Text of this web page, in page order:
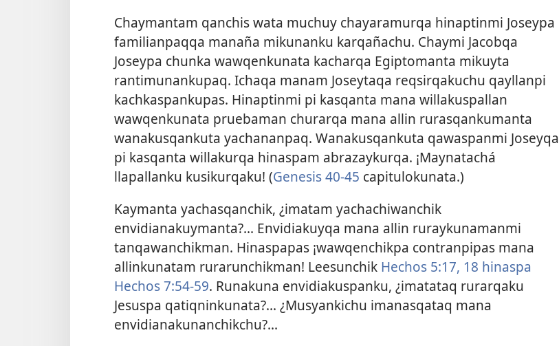
Chaymantam qanchis wata muchuy chayaramurqa hinaptinmi Joseypa
familianpaqqa manaña mikunanku karqañachu. Chaymi Jacobqa
Joseypa chunka wawqenkunata kacharqa Egiptomanta mikuyta
rantimunankupaq. Ichaqa manam Joseytaqa reqsirqakuchu qayllanpi
kachkaspankupas. Hinaptinmi pi kasqanta mana willakuspallan
wawqenkunata pruebaman churarqa mana allin rurasqankumanta
wanakusqankuta yachananpaq. Wanakusqankuta qawaspanmi Joseyqa
pi kasqanta willakurqa hinaspam abrazaykurqa. ¡Maynatachá
llapallanku kusikurqaku! (Genesis 40-45 capitulokunata.)
Kaymanta yachasqanchik, ¿imatam yachachiwanchik
envidianakuymanta?... Envidiakuyqa mana allin ruraykunamanmi
tanqawanchikman. Hinaspapas ¡wawqenchikpa contranpipas mana
allinkunatam rurarunchikman! Leesunchik Hechos 5:17, 18 hinaspa
Hechos 7:54-59. Runakuna envidiakuspanku, ¿imatataq rurarqaku
Jesuspa qatiqninkunata?... ¿Musyankichu imanasqataq mana
envidianakunanchikchu?...